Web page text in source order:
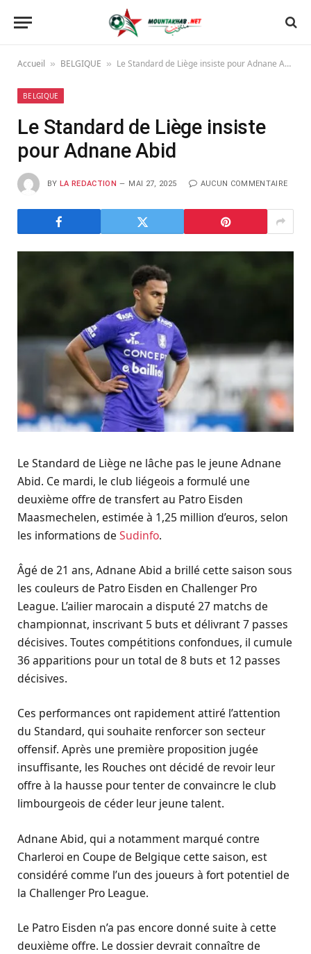
Accueil » BELGIQUE » Le Standard de Liège insiste pour Adnane Abid
BELGIQUE
Le Standard de Liège insiste
pour Adnane Abid
BY LA REDACTION MAI 27, 2025 AUCUN COMMENTAIRE
Le Standard de Liège ne lâche pas le jeune Adnane
Abid. Ce mardi, le club liégeois a formulé une
deuxième offre de transfert au Patro Eisden
Maasmechelen, estimée à 1,25 million d’euros, selon
les informations de Sudinfo.
Âgé de 21 ans, Adnane Abid a brillé cette saison sous
les couleurs de Patro Eisden en Challenger Pro
League. L’ailier marocain a disputé 27 matchs de
championnat, inscrivant 5 buts et délivrant 7 passes
décisives. Toutes compétitions confondues, il cumule
36 apparitions pour un total de 8 buts et 12 passes
décisives.
Ces performances ont rapidement attiré l’attention
du Standard, qui souhaite renforcer son secteur
offensif. Après une première proposition jugée
insuffisante, les Rouches ont décidé de revoir leur
offre à la hausse pour tenter de convaincre le club
limbourgeois de céder leur jeune talent.
Adnane Abid, qui a notamment marqué contre
Charleroi en Coupe de Belgique cette saison, est
considéré comme l’un des joueurs à fort potentiel de
la Challenger Pro League.
Le Patro Eisden n’a pas encore donné suite à cette
deuxième offre. Le dossier devrait connaître de